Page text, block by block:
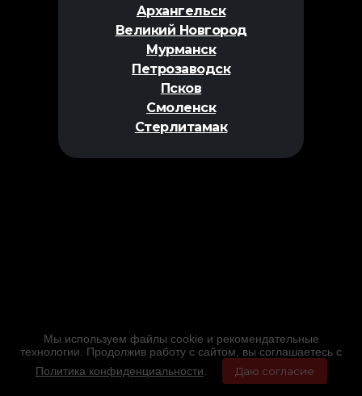
Архангельск
Великий Новгород
Мурманск
Петрозаводск
Псков
Смоленск
Стерлитамак
Мы используем файлы cookie и рекомендательные
технологии. Продолжив работу с сайтом, вы соглашаетесь с
Политика конфиденциальности
Даю согласие